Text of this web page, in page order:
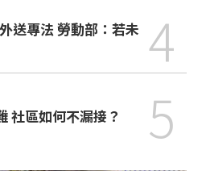
送專法 勞動部：若未 4
社區如何不漏接？ 5